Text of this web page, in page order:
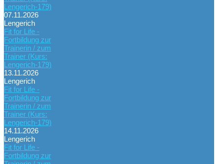
Lengerich-179)
07.11.2026
Lengerich
Fit for Life -
Fortbildung zur
Trainerin / zum
Trainer (Kurs:
Lengerich-179)
13.11.2026
Lengerich
Fit for Life -
Fortbildung zur
Trainerin / zum
Trainer (Kurs:
Lengerich-179)
14.11.2026
Lengerich
Fit for Life -
Fortbildung zur